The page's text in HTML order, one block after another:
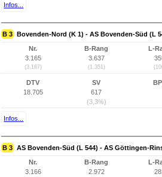
Infos...
B 3 Bovenden-Nord (K 1) - AS Bovenden-Süd (L
Nr.
3.165
(3.167)
B-Rang
3.637
(1.351)
L-
DTV
18.705
SV
617
(3,3%)
Infos...
B 3 AS Bovenden-Süd (L 544) - AS Göttingen-
Nr.
3.166
B-Rang
2.972
L-